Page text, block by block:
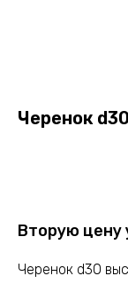
Черенок
Вторую цену
Черенок d30